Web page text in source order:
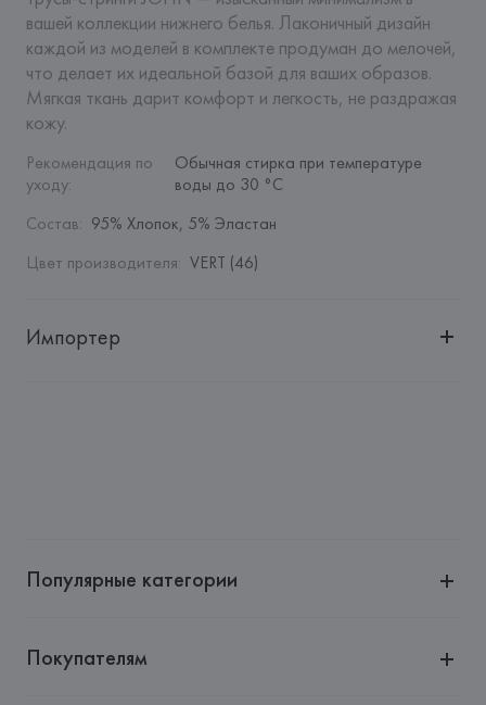
вашей коллекции нижнего белья. Лаконичный дизайн
каждой из моделей в комплекте продуман до мелочей,
что делает их идеальной базой для ваших образов.
Мягкая ткань дарит комфорт и легкость, не раздражая
кожу.
Рекомендация по
уходу:
Обычная стирка при температуре
воды до 30 °C
Состав: 95% Хлопок, 5% Эластан
Цвет производителя: VERT (46)
Импортер
Страна происхождения товара:
Популярные категории
Покупателям